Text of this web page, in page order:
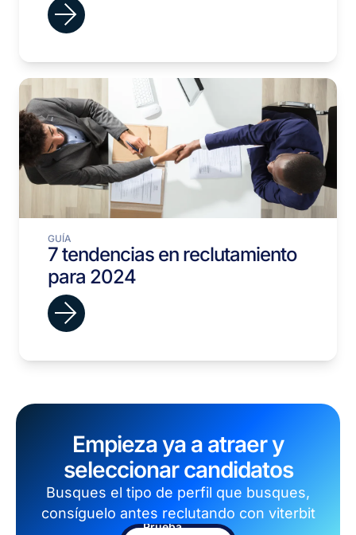
GUÍA
7 tendencias en reclutamiento
para 2024
Empieza ya a atraer y
seleccionar candidatos
Busques el tipo de perfil que busques,
consíguelo antes reclutando con viterbit
Prueba